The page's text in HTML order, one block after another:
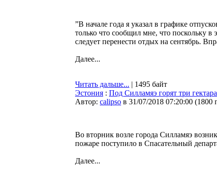
”В начале года я указал в графике
только что сообщил мне, что поскольку в
следует перенести отдых на сентябрь.
Далее...
Читать дальше... | 1495 байт
Эстония : Под Силламяэ горят три
Автор: calipso в 31/07/2018 07:20:00 (1800
Во вторник возле города Силламяэ
пожаре поступило в Спасательный
Далее...